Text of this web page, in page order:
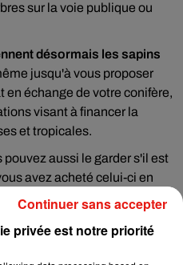
sur la voie publique ou
désormais les sapins
jusqu'à vous proposer
en échange de votre conifère,
visant à financer la
et tropicales.
pouvez aussi le garder s'il est
avez acheté celui-ci en
que vous disposez d'un
replanter votre sapin dans
replanter l'arbre
un écart chaud/ froid trop
privée est notre priorité
Continuer sans accepter